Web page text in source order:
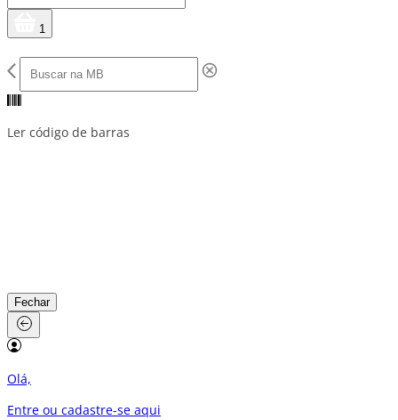
1
Ler código de barras
Fechar
Olá,
Entre ou cadastre-se aqui